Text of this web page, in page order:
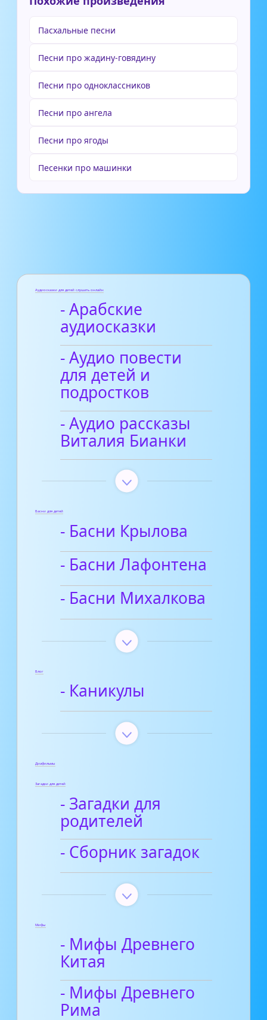
Пасхальные песни
Песни про жадину-говядину
Песни про одноклассников
Песни про ангела
Песни про ягоды
Песенки про машинки
Аудиосказки для детей слушать онлайн
- Арабские
аудиосказки
- Аудио повести
для детей и
подростков
- Аудио рассказы
Виталия Бианки
Басни для детей
- Басни Крылова
- Басни Лафонтена
- Басни Михалкова
Блог
- Каникулы
Диафильмы
Загадки для детей
- Загадки для
родителей
- Сборник загадок
Мифы
- Мифы Древнего
Китая
- Мифы Древнего
Рима